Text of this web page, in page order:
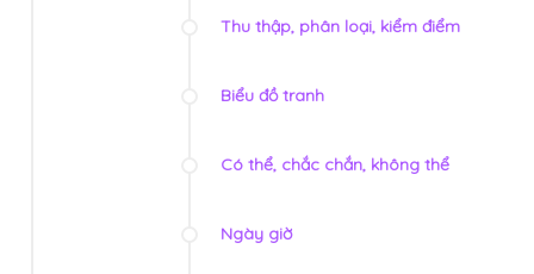
Thu thập, phân loại, kiểm điểm
Biểu đồ tranh
Có thể, chắc chắn, không thể
Ngày giờ